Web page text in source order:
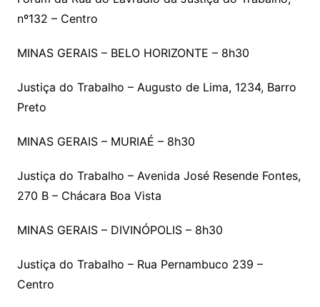
nº132 – Centro
MINAS GERAIS – BELO HORIZONTE – 8h30
Justiça do Trabalho – Augusto de Lima, 1234, Barro
Preto
MINAS GERAIS – MURIAÉ – 8h30
Justiça do Trabalho – Avenida José Resende Fontes,
270 B – Chácara Boa Vista
MINAS GERAIS – DIVINÓPOLIS – 8h30
Justiça do Trabalho – Rua Pernambuco 239 –
Centro